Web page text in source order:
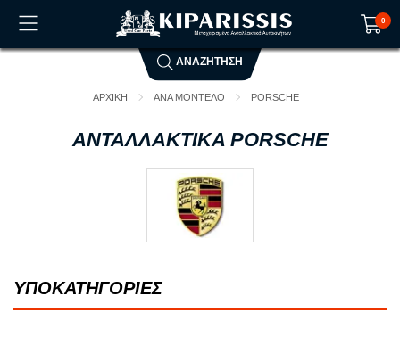
0
Το καλάθι αγορών είναι άδειο!
ΑΝΑΖΗΤΗΣΗ
ΑΡΧΙΚΗ ΑΝΑ ΜΟΝΤΕΛΟ PORSCHE
ΑΝΤΑΛΛΑΚΤΙΚΑ PORSCHE
ΥΠΟΚΑΤΗΓΟΡΙΕΣ